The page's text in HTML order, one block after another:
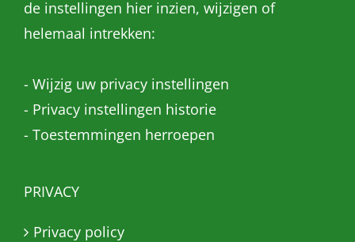
de instellingen hier inzien, wijzigen of
helemaal intrekken:
- Wijzig uw privacy instellingen
- Privacy instellingen historie
- Toestemmingen herroepen
PRIVACY
Privacy policy